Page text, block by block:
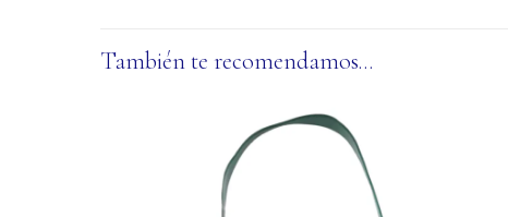
También te recomendamos…